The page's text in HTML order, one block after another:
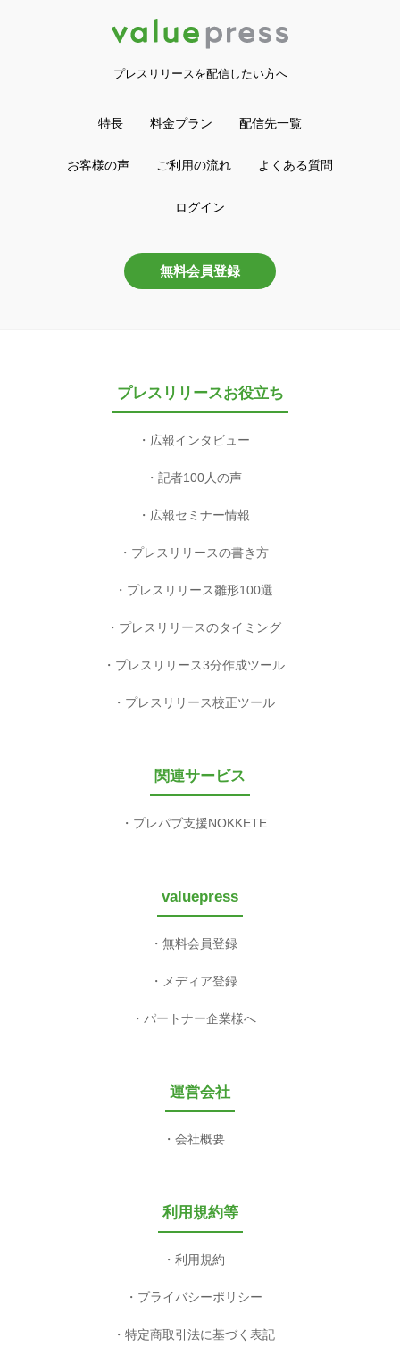
プレスリリースを配信したい方へ
特長 料金プラン 配信先一覧
お客様の声 ご利用の流れ よくある質問
ログイン
無料会員登録
プレスリリースお役立ち
広報インタビュー
記者100人の声
広報セミナー情報
プレスリリースの書き方
プレスリリース雛形100選
プレスリリースのタイミング
プレスリリース3分作成ツール
プレスリリース校正ツール
関連サービス
プレパブ支援NOKKETE
valuepress
無料会員登録
メディア登録
パートナー企業様へ
運営会社
会社概要
利用規約等
利用規約
プライバシーポリシー
特定商取引法に基づく表記